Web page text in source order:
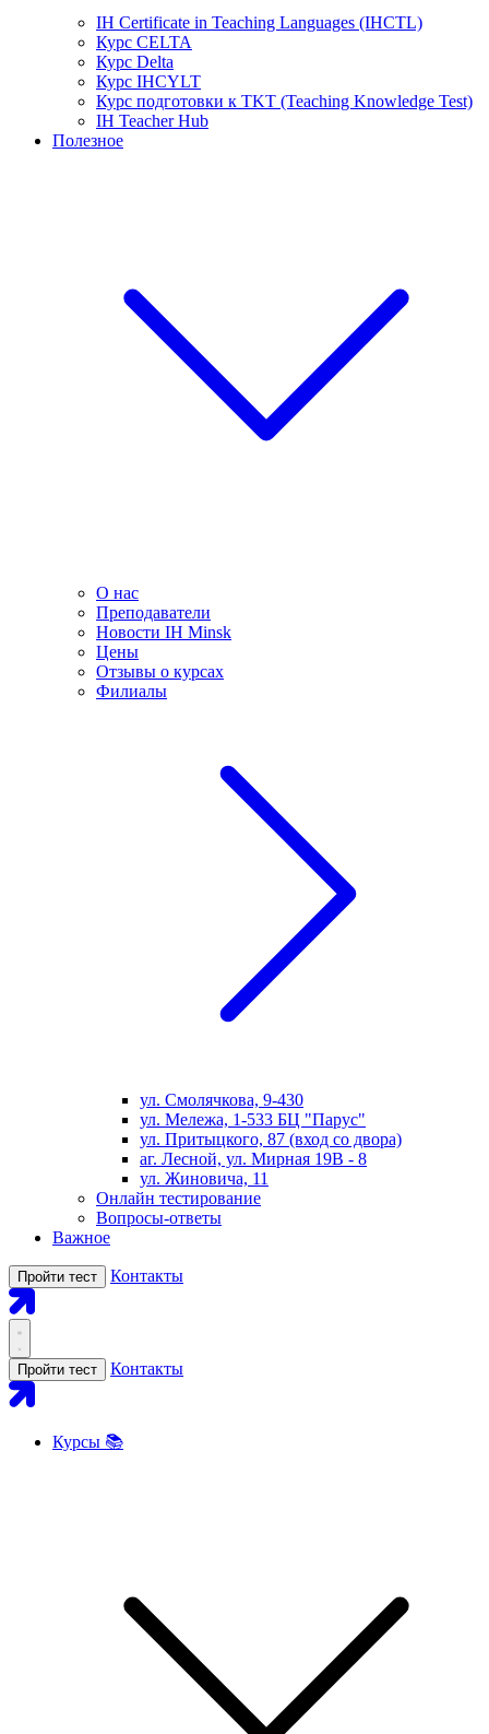
IH Certificate in Teaching Languages (IHCTL)
Курс CELTA
Курс Delta
Курс IHCYLT
Курс подготовки к TKT (Teaching Knowledge Test)
IH Teacher Hub
Полезное
О нас
Преподаватели
Новости IH Minsk
Цены
Отзывы о курсах
Филиалы
ул. Смолячкова, 9-430
ул. Мележа, 1-533 БЦ "Парус"
ул. Притыцкого, 87 (вход со двора)
аг. Лесной, ул. Мирная 19В - 8
ул. Жиновича, 11
Онлайн тестирование
Вопросы-ответы
Важное
Пройти тест Контакты
Пройти тест Контакты
Курсы 📚